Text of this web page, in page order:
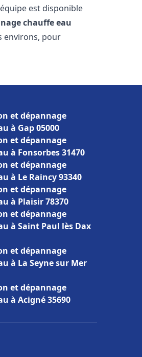
est disponible
chauffe eau
environs, pour
et dépannage
à Gap 05000
et dépannage
à Fonsorbes 31470
et dépannage
à Le Raincy 93340
et dépannage
à Plaisir 78370
et dépannage
à Saint Paul lès Dax
et dépannage
à La Seyne sur Mer
et dépannage
à Acigné 35690